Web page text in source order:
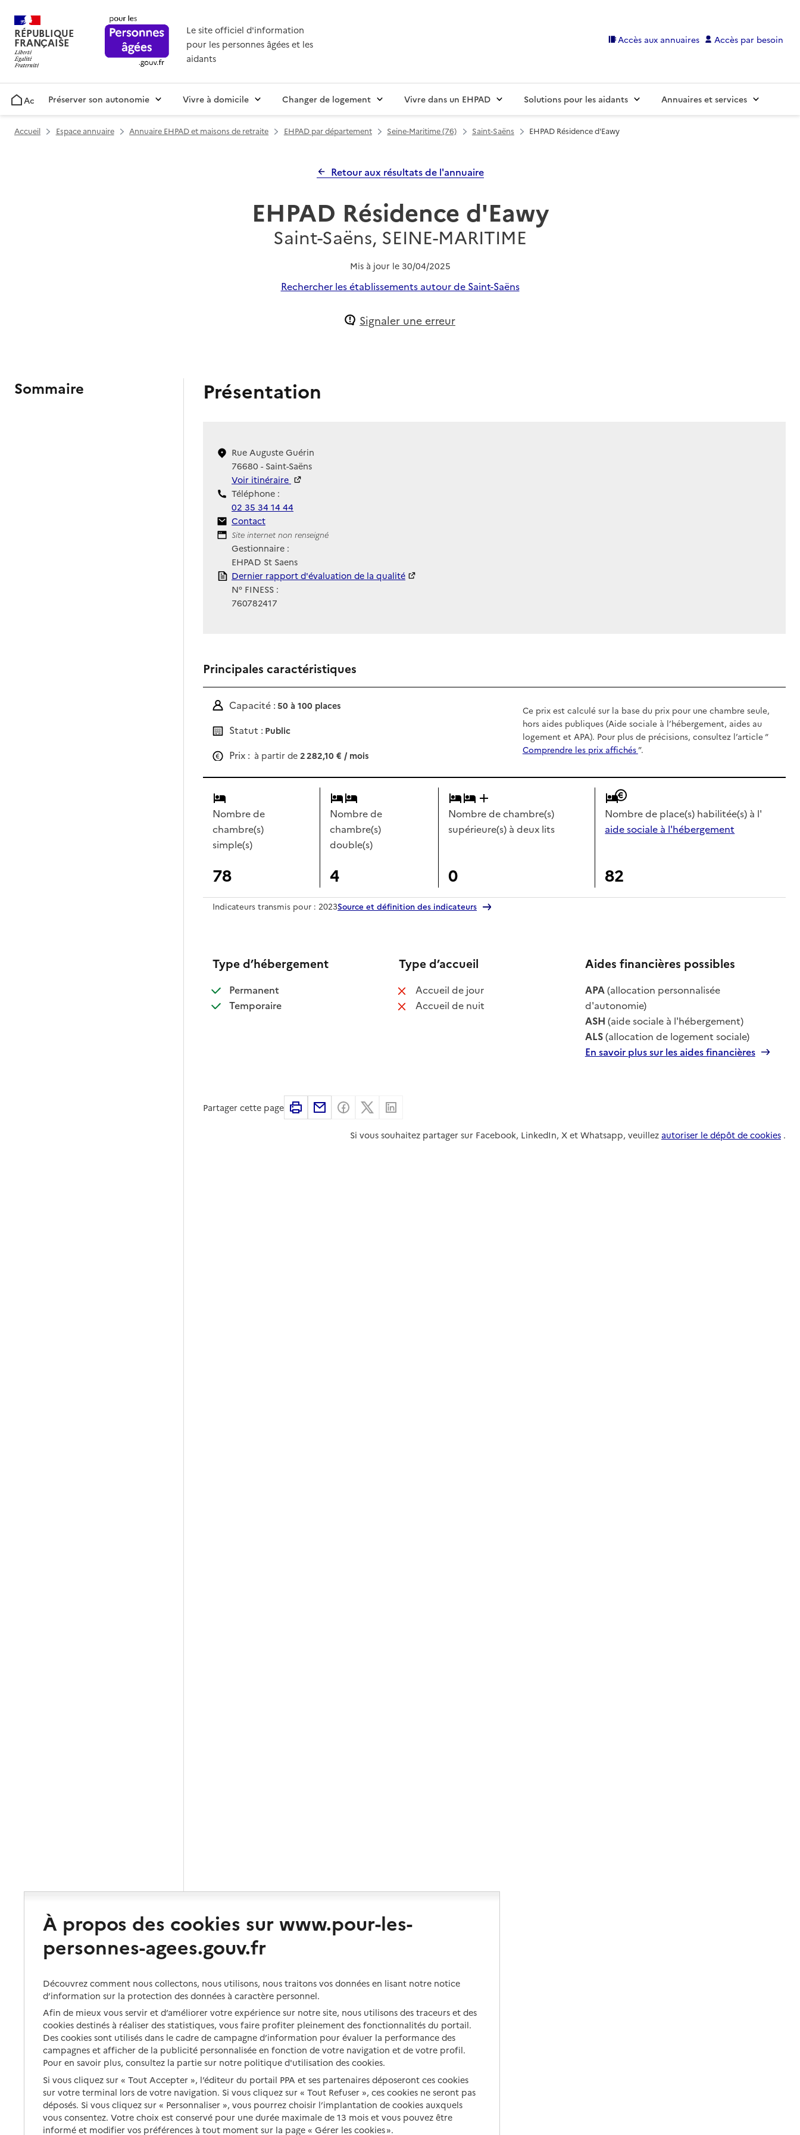
RÉPUBLIQUE
FRANÇAISE
Le site officiel d'information
pour les personnes âgées et les
aidants
Accès aux annuaires Accès par besoin
AccueilPréserver son autonomie Vivre à domicile Changer de logement Vivre dans un EHPAD Solutions pour les aidants Annuaires et services
Accueil Espace annuaire Annuaire EHPAD et maisons de retraite EHPAD par département Seine-Maritime (76) Saint-Saëns EHPAD Résidence d'Eawy
Retour aux résultats de l'annuaire
EHPAD Résidence d'Eawy
Saint-Saëns, SEINE-MARITIME
Mis à jour le 30/04/2025
Rechercher les établissements autour de Saint-Saëns
Signaler une erreur
Sommaire Présentation
Rue Auguste Guérin
76680 - Saint-Saëns
Voir itinéraire
Téléphone :
02 35 34 14 44
Contact
Contact
Site Internet
Site internet non renseigné
Gestionnaire :
EHPAD St Saens
Rapport HAS
Dernier rapport d'évaluation de la qualité
N° FINESS :
760782417
Principales caractéristiques
Capacité : 50 à 100 places
Statut : Public
Prix : à partir de 2 282,10 € / mois
Ce prix est calculé sur la base du prix pour une chambre seule,
hors aides publiques (Aide sociale à l’hébergement, aides au
logement et APA). Pour plus de précisions, consultez l’article “
Comprendre les prix affichés”.
Nombre de
chambre(s)
simple(s)
78
Nombre de
chambre(s)
double(s)
4
Nombre de chambre(s)
supérieure(s) à deux lits
0
Nombre de place(s) habilitée(s) à l'
aide sociale à l'hébergement
82
Indicateurs transmis pour : 2023Source et définition des indicateurs
Type d’hébergement
Permanent: disponible
Temporaire: disponible
Type d’accueil
Accueil de jour: non disponible
Accueil de nuit: non disponible
Aides financières possibles
APA(allocation personnalisée
d'autonomie)
ASH (aide sociale à l'hébergement)
ALS(allocation de logement sociale)
En savoir plus sur les aides financières
Partager cette page ImprimerPartager par email
Partager sur Facebook
Partager sur X
Si vous souhaitez partager sur Facebook, LinkedIn, X et Whatsapp, veuillez autoriser le dépôt de cookies .
À propos des cookies sur www.pour-les-
personnes-agees.gouv.fr
Découvrez comment nous collectons, nous utilisons, nous traitons vos données en lisant notre notice
d’information sur la protection des données à caractère personnel.
Afin de mieux vous servir et d’améliorer votre expérience sur notre site, nous utilisons des traceurs et des
cookies destinés à réaliser des statistiques, vous faire profiter pleinement des fonctionnalités du portail.
Des cookies sont utilisés dans le cadre de campagne d’information pour évaluer la performance des
campagnes et afficher de la publicité personnalisée en fonction de votre navigation et de votre profil.
Pour en savoir plus, consultez la partie sur notre politique d'utilisation des cookies.
Si vous cliquez sur « Tout Accepter », l’éditeur du portail PPA et ses partenaires déposeront ces cookies
sur votre terminal lors de votre navigation. Si vous cliquez sur « Tout Refuser », ces cookies ne seront pas
déposés. Si vous cliquez sur « Personnaliser », vous pourrez choisir l’implantation de cookies auxquels
vous consentez. Votre choix est conservé pour une durée maximale de 13 mois et vous pouvez être
informé et modifier vos préférences à tout moment sur la page « Gérer les cookies ».